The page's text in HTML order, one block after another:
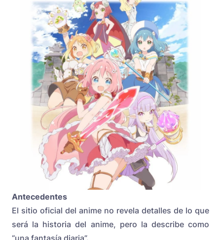
Antecedentes
El sitio oficial del anime no revela detalles de lo que
será la historia del anime, pero la describe como